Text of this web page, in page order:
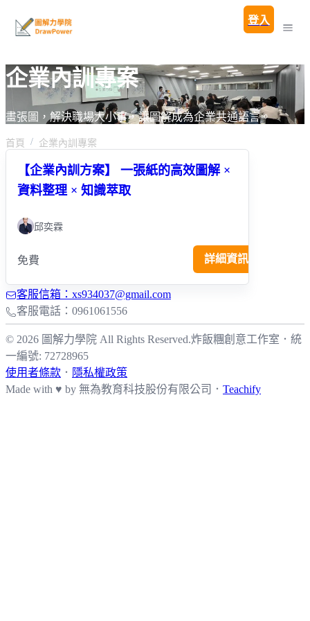
登入
企業內訓專案
畫張圖，解決職場大小事，讓圖解成為企業共通語言。
首頁 企業內訓專案
【企業內訓方案】 一張紙的高效圖解 ×
資料整理 × 知識萃取
邱奕霖
免費 詳細資訊
客服信箱：xs934037@gmail.com
客服電話：0961061556
© 2026 圖解力學院 All Rights Reserved.炸飯糰創意工作室 ． 統
一編號: 72728965
使用者條款 ． 隱私權政策
Made with ♥ by 無為教育科技股份有限公司． Teachify